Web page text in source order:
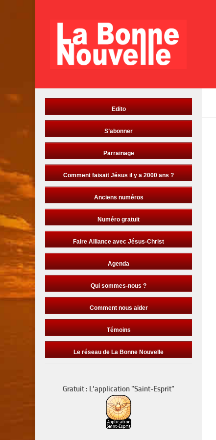
Edito
S’abonner
Parrainage
Comment faisait Jésus il y a 2000 ans ?
Anciens numéros
Numéro gratuit
Faire Alliance avec Jésus-Christ
Agenda
Qui sommes-nous ?
Comment nous aider
Témoins
Le réseau de La Bonne Nouvelle
Gratuit : L’application "Saint-Esprit"